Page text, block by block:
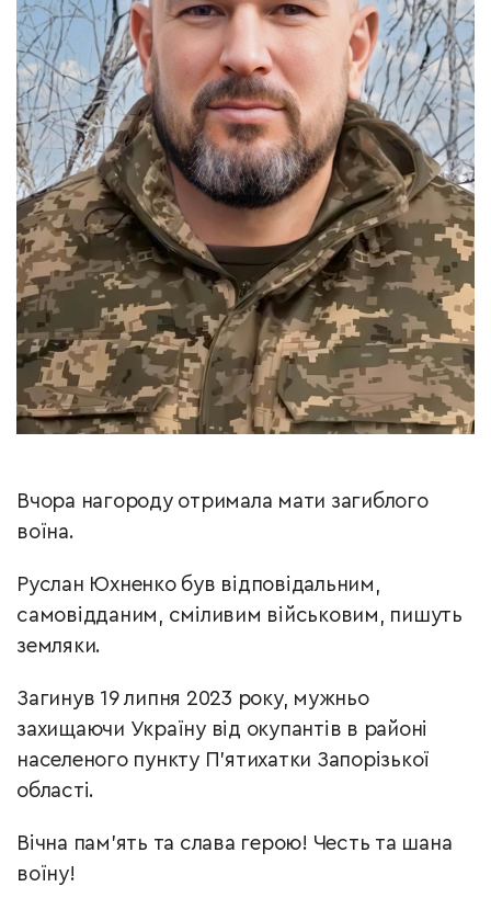
Вчора нагороду отримала мати загиблого
воїна.
Руслан Юхненко був відповідальним,
самовідданим, сміливим військовим, пишуть
земляки.
Загинув 19 липня 2023 року, мужньо
захищаючи Україну від окупантів в районі
населеного пункту П’ятихатки Запорізької
області.
Вічна пам’ять та слава герою! Честь та шана
воїну!